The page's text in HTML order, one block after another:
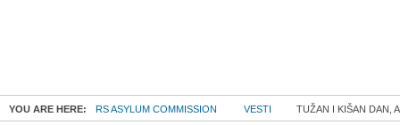
YOU ARE HERE: RS ASYLUM COMMISSION VESTI TUŽAN I KIŠAN DAN,